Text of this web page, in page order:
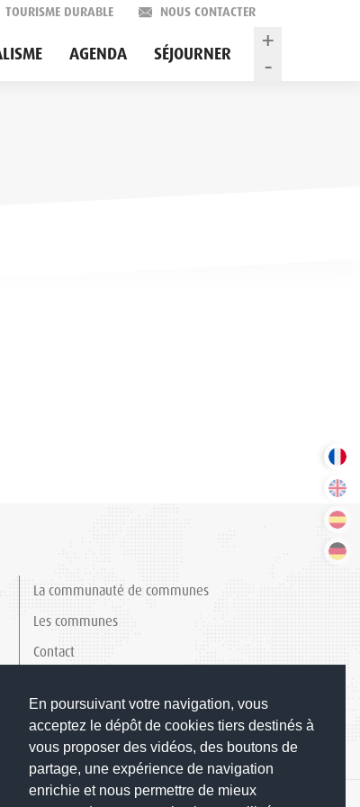
En poursuivant votre navigation, vous
acceptez le dépôt de cookies tiers destinés à
vous proposer des vidéos, des boutons de
partage, une expérience de navigation
enrichie et nous permettre de mieux
TOURISME DURABLE NOUS CONTACTER
+
-
AGENDA SÉJOURNER
La communauté de communes
Les communes
Contact